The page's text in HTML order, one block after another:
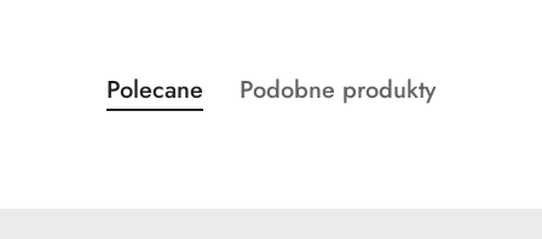
Pomiń karuzelę produktów
Produkty
o
Polecane
Produkty
Podobne produkty